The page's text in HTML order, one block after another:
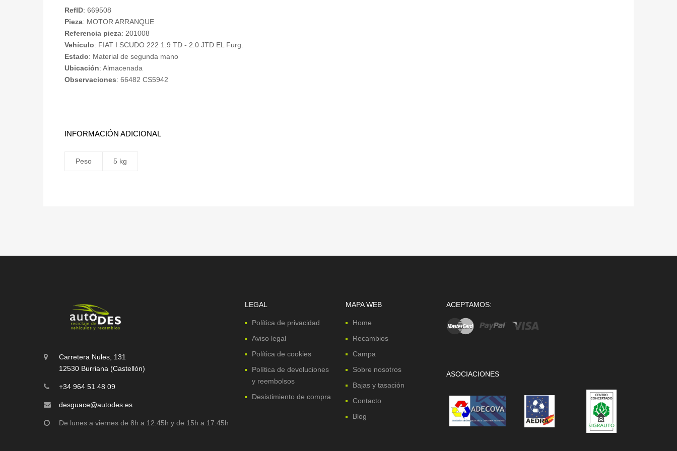
RefID: 669508
Pieza: MOTOR ARRANQUE
Referencia pieza: 201008
Vehículo: FIAT I SCUDO 222 1.9 TD - 2.0 JTD EL Furg.
Estado: Material de segunda mano
Ubicación: Almacenada
Observaciones: 66482 CS5942
INFORMACIÓN ADICIONAL
Peso 5 kg
Carretera Nules, 131
12530 Burriana (Castellón)
+34 964 51 48 09
desguace@autodes.es
De lunes a viernes de 8h a 12:45h y de 15h a 17:45h
LEGAL
Política de privacidad
Aviso legal
Política de cookies
Política de devoluciones
y reembolsos
Desistimiento de compra
MAPA WEB
Home
Recambios
Campa
Sobre nosotros
Bajas y tasación
Contacto
Blog
ACEPTAMOS:
ASOCIACIONES